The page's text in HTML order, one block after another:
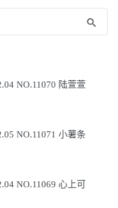
NO.11070 陆萱萱
NO.11071 小薯条
NO.11069 心上可